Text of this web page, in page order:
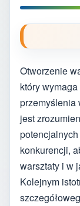
Otworzenie
który
przemyślenia
jest
konkurencji,
warsztaty i w
Kolejnym